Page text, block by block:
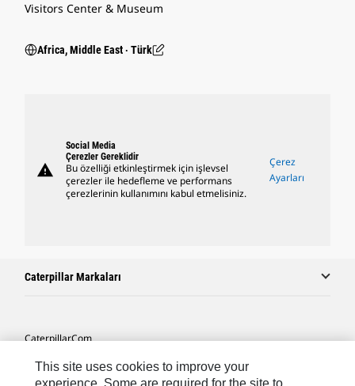
Visitors Center & Museum
Africa, Middle East ‧ Türk
warning
Social Media
Çerezler Gereklidir
Bu özelliği etkinleştirmek için işlevsel
çerezler ile hedefleme ve performans
çerezlerinin kullanımını kabul etmelisiniz.
Çerez
Ayarları
Caterpillar Markaları
Caterpillar.com
Caterpillar Müşteri Hizmetleri Ve Iletişim
This site uses cookies to improve your
experience. Some are required for the site to